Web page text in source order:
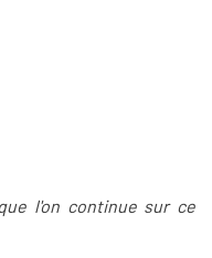
l'on continue sur ce